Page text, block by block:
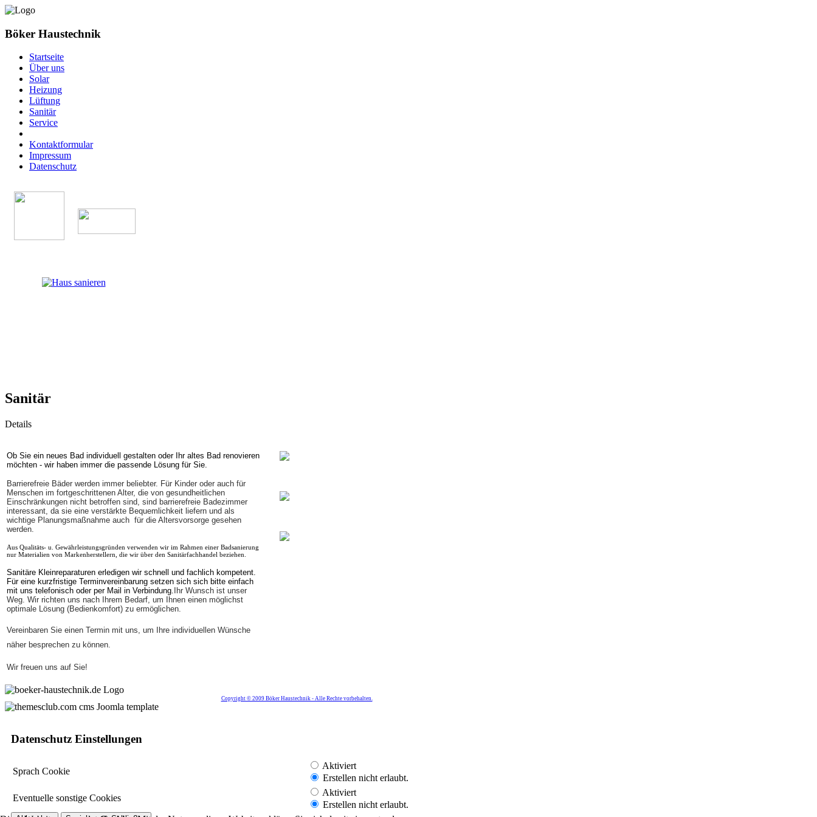
Böker Haustechnik
Startseite
Über uns
Solar
Heizung
Lüftung
Sanitär
Service
Kontaktformular
Impressum
Datenschutz
Sanitär
Details
Ob Sie ein neues Bad individuell gestalten oder Ihr altes Bad renovieren
möchten - wir haben immer die passende Lösung für Sie.
Barrierefreie Bäder werden immer beliebter. Für Kinder oder auch für
Menschen im fortgeschrittenen Alter, die von gesundheitlichen
Einschränkungen nicht betroffen sind, sind barrierefreie Badezimmer
interessant, da sie eine verstärkte Bequemlichkeit liefern und als
wichtige Planungsmaßnahme auch für die Altersvorsorge gesehen
werden.
Aus Qualitäts- u. Gewährleistungsgründen verwenden wir im Rahmen einer Badsanierung
nur Materialien von Markenherstellern, die wir über den Sanitärfachhandel beziehen.
Sanitäre Kleinreparaturen erledigen wir schnell und fachlich kompetent.
Für eine kurzfristige Terminvereinbarung setzen sich sich bitte einfach
mit uns telefonisch oder per Mail in Verbindung. Ihr Wunsch ist unser
Weg. Wir richten uns nach Ihrem Bedarf, um Ihnen einen möglichst
optimale Lösung (Bedienkomfort) zu ermöglichen.
Vereinbaren Sie einen Termin mit uns, um Ihre individuellen Wünsche
näher besprechen zu können.
Wir freuen uns auf Sie!
Copyright © 2009 Böker Haustechnik - Alle Rechte vorbehalten.
Datenschutz Einstellungen
Sprach Cookie
Aktiviert
Erstellen nicht erlaubt.
Eventuelle sonstige Cookies
Aktiviert
Erstellen nicht erlaubt.